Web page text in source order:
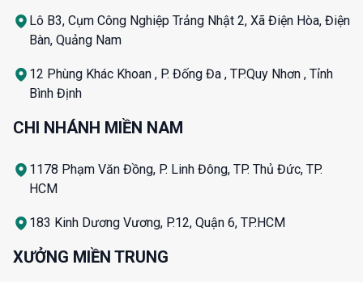
Lô B3, Cụm Công Nghiệp Trảng Nhật 2, Xã Điện Hòa, Điện
Bàn, Quảng Nam
12 Phùng Khác Khoan , P. Đống Đa , TP.Quy Nhơn , Tỉnh
Bình Định
CHI NHÁNH MIỀN NAM
1178 Phạm Văn Đồng, P. Linh Đông, TP. Thủ Đức, TP.
HCM
183 Kinh Dương Vương, P.12, Quận 6, TP.HCM
XƯỞNG MIỀN TRUNG